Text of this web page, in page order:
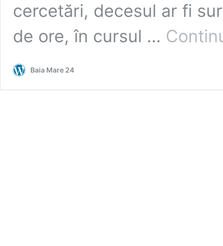
cercetări, decesul ar fi
de ore, în cursul …
Baia Mare 24